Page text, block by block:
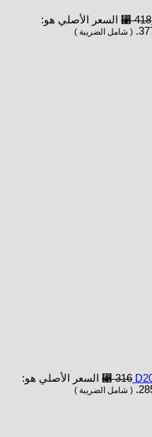
⃁418
السعر الأصلي هو:
( شامل الضريبة )
⃁316
السعر الأصلي هو:
( شامل الضريبة )